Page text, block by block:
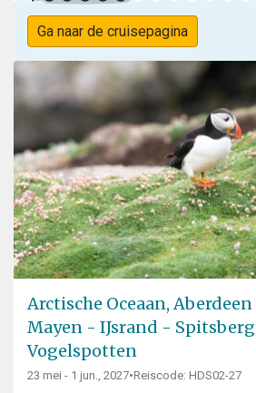
Ga naar de cruisepagina
Arctische Oceaan,
Mayen - IJsrand -
Vogelspotten
23 mei - 1 jun., 2027•Reiscode: HDS02-27